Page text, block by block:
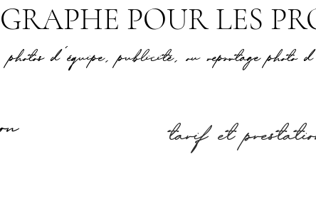
d’équipe, publicité, ou reportage photo
POUR LES
tarif et